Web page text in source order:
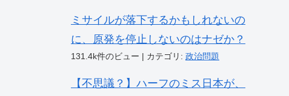
ミサイルが落下するかもしれないの
に、原発を停止しないのはナゼか？
131.4k件のビュー | カテゴリ: 政治問題
【不思議？】ハーフのミス日本が、